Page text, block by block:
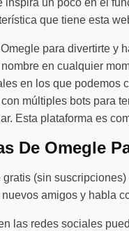
inspira un poco en el
que tiene esta
para divertirte y
en cualquier
en los que
múltiples bots para
Esta plataforma es
De Omegle
(sin
amigos y habla
las redes sociales